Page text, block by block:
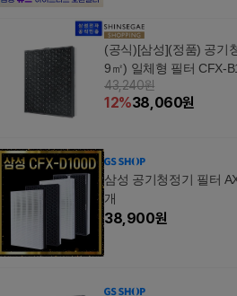
(공식)[삼성](정품) 공기
9㎡) 일체형 필터 CFX-
43,240원
12%38,060원
삼성 공기청정기 필터
개
38,900원